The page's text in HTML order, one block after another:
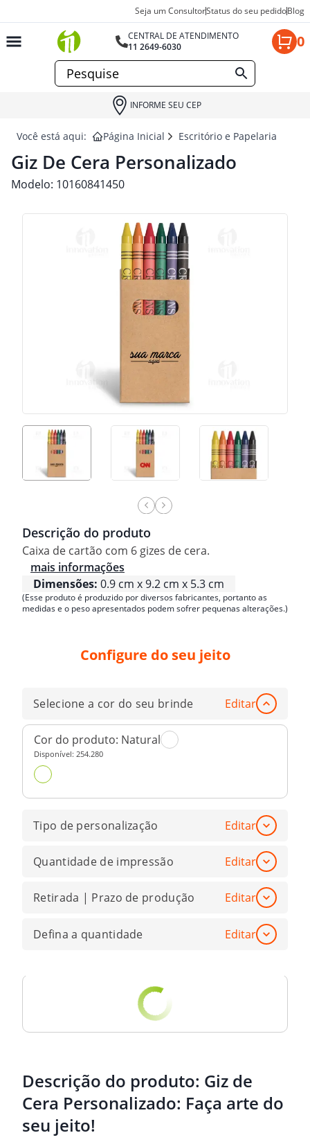
Seja um ConsultorStatus do seu pedidoBlog
CENTRAL DE ATENDIMENTO
11 2649-6030
0
INFORME SEU CEP
Você está aqui: Página Inicial Escritório e Papelaria para
Giz De Cera Personalizado
Modelo: 10160841450
Descrição do produto
Caixa de cartão com 6 gizes de cera.
mais informações
Dimensões: 0.9 cm x 9.2 cm x 5.3 cm
(Esse produto é produzido por diversos fabricantes, portanto as
medidas e o peso apresentados podem sofrer pequenas alterações.)
Configure do seu jeito
Selecione a cor do seu brinde Editar
Cor do produto: Natural
Disponível: 254.280
Tipo de personalização Editar
Quantidade de impressão Editar
Retirada | Prazo de produção Editar
Defina a quantidade Editar
Descrição do produto: Giz de
Cera Personalizado: Faça arte do
seu jeito!